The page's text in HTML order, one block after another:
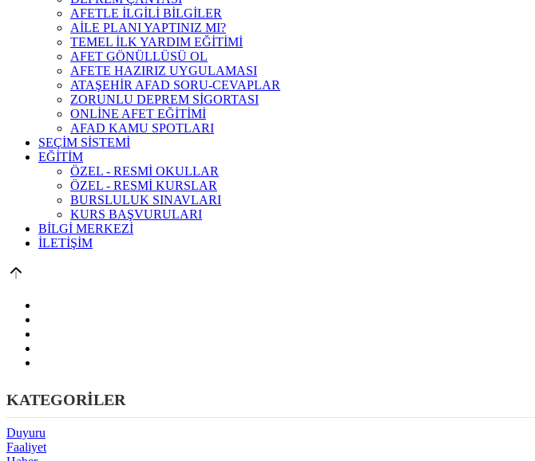
AFETLE İLGİLİ BİLGİLER
AİLE PLANI YAPTINIZ MI?
TEMEL İLK YARDIM EĞİTİMİ
AFET GÖNÜLLÜSÜ OL
AFETE HAZIRIZ UYGULAMASI
ATAŞEHİR AFAD SORU-CEVAPLAR
ZORUNLU DEPREM SİGORTASI
ONLİNE AFET EĞİTİMİ
AFAD KAMU SPOTLARI
SEÇİM SİSTEMİ
EĞİTİM
ÖZEL - RESMİ OKULLAR
ÖZEL - RESMİ KURSLAR
BURSLULUK SINAVLARI
KURS BAŞVURULARI
BİLGİ MERKEZİ
İLETİŞİM
KATEGORİLER
Duyuru
Faaliyet